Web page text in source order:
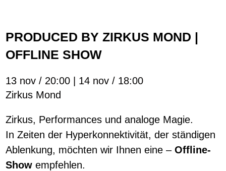
PRODUCED BY ZIRKUS MOND |
OFFLINE SHOW
13 nov / 20:00 | 14 nov / 18:00
Zirkus Mond
Zirkus, Performances und analoge Magie.
In Zeiten der Hyperkonnektivität, der ständigen
Ablenkung, möchten wir Ihnen eine –Offline-
Show empfehlen.